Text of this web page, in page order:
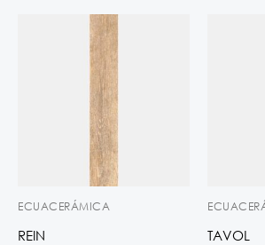
ECUACERÁMICA
REIN TAVOL